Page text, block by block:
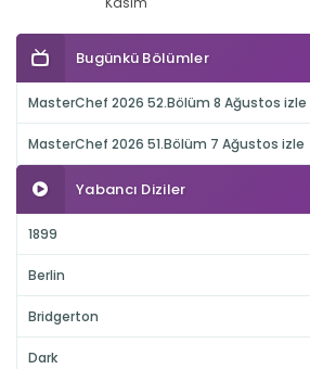
Bugünkü Bölümler
MasterChef 2026 52.Bölüm 8 Ağustos izle
MasterChef 2026 51.Bölüm 7 Ağustos izle
Yabancı Diziler
1899
Berlin
Bridgerton
Dark